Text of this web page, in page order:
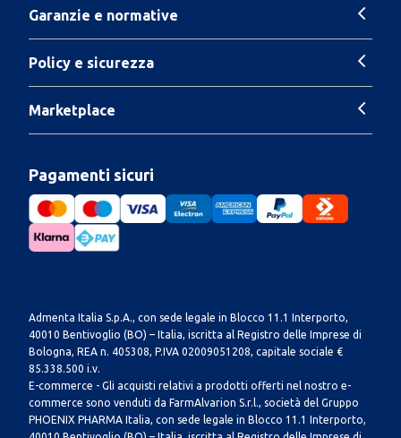
Garanzie e normative
Policy e sicurezza
Marketplace
Pagamenti sicuri
Admenta Italia S.p.A., con sede legale in Blocco 11.1 Interporto,
40010 Bentivoglio (BO) – Italia, iscritta al Registro delle Imprese di
Bologna, REA n. 405308, P.IVA 02009051208, capitale sociale €
85.338.500 i.v.
E-commerce - Gli acquisti relativi a prodotti offerti nel nostro e-
commerce sono venduti da FarmAlvarion S.r.l., società del Gruppo
PHOENIX PHARMA Italia, con sede legale in Blocco 11.1 Interporto,